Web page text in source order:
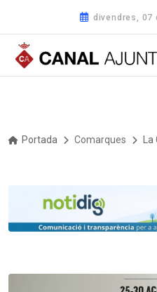
divendres, 07
Portada Comarques